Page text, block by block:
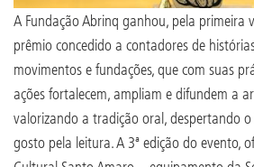
A Fundação Abrinq ganhou, pela primeira
prêmio concedido a contadores de
movimentos e fundações, que com suas
ações fortalecem, ampliam e difundem a
valorizando a tradição oral, despertando
gosto pela leitura. A 3ª edição do evento,